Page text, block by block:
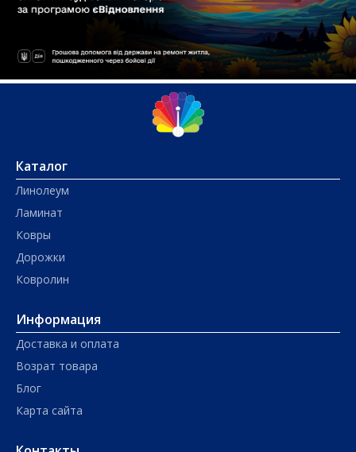
Каталог
Линолеум
Ламинат
Ковры
Дорожки
Ковролин
Информация
Доставка и оплата
Возрат товара
Блог
Карта сайта